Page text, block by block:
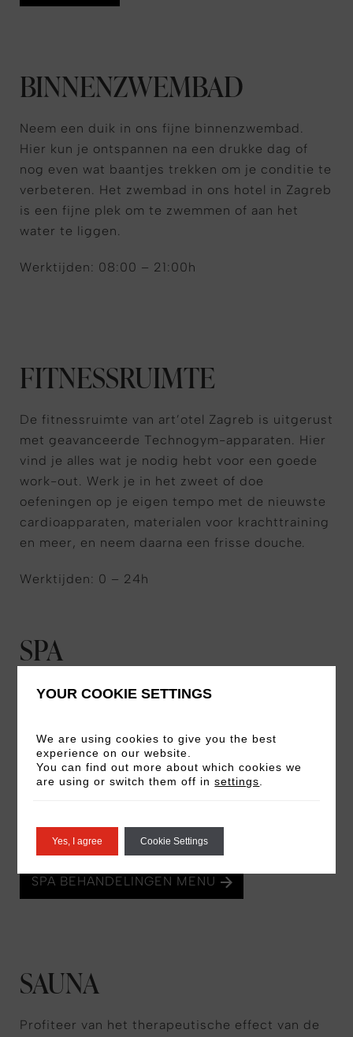
BINNENZWEMBAD
Neem een duik in ons fijne binnenzwembad.
Hier kun je ontspannen na een drukke dag of
nog even wat baantjes trekken om je conditie te
verbeteren. Het zwembad in ons hotel in Zagreb
is een fijne plek om te zwemmen of aan het
water te liggen.
Werktijden: 08:00 – 21:00h
FITNESSRUIMTE
De fitnessruimte van art’otel Zagreb is uitgerust
met geavanceerde Technogym-apparaten. Hier
vind je alles wat je nodig hebt voor een goede
work-out. Werk je in het zweet of doe
oefeningen op je eigen tempo met de nieuwste
cardioapparaten, materialen voor krachttraining
en meer, en neem daarna een frisse douche.
Werktijden: 0 – 24h
SPA
Na een verkwikkende work-out kun je je door
verwennen met een heerlijke massage. Laat alle
spanning gaan en loop opgepept de deur uit. Je
kunt ook een luxe gezichts- of
Werktijden: 08:00 – 21:00h
SPA BEHANDELINGEN MENU
SAUNA
Profiteer van het therapeutische effect van de
YOUR COOKIE SETTINGS
We are using cookies to give you the best
experience on our website.
You can find out more about which cookies we
are using or switch them off insettings
Yes, I agree Cookie Settings